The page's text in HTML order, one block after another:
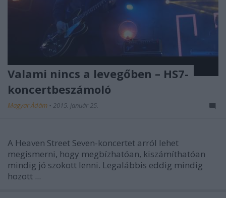
Valami nincs a levegőben – HS7-
koncertbeszámoló
Magyar Ádám • 2015. január 25.
A Heaven Street Seven-koncertet arról lehet
megismerni, hogy megbízhatóan, kiszámíthatóan
mindig jó szokott lenni. Legalábbis eddig mindig
hozott ...